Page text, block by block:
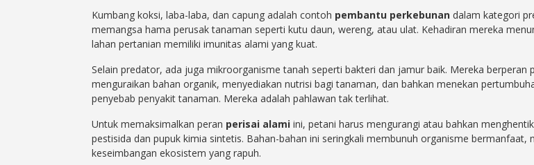
Kumbang koksi, laba-laba, dan capung adalah contoh pembantu perkebunan dalam kategori
memangsa hama perusak tanaman seperti kutu daun, wereng, atau ulat. Kehadiran mereka
lahan pertanian memiliki imunitas alami yang kuat.
Selain predator, ada juga mikroorganisme tanah seperti bakteri dan jamur baik. Mereka berperan
menguraikan bahan organik, menyediakan nutrisi bagi tanaman, dan bahkan menekan
penyebab penyakit tanaman. Mereka adalah pahlawan tak terlihat.
Untuk memaksimalkan peran perisai alami ini, petani harus mengurangi atau bahkan
pestisida dan pupuk kimia sintetis. Bahan-bahan ini seringkali membunuh organisme bermanfaat,
keseimbangan ekosistem yang rapuh.